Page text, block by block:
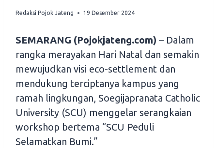
Redaksi Pojok Jateng 19 Desember 2024
SEMARANG (Pojokjateng.com) – Dalam
rangka merayakan Hari Natal dan semakin
mewujudkan visi eco-settlement dan
mendukung terciptanya kampus yang
ramah lingkungan, Soegijapranata Catholic
University (SCU) menggelar serangkaian
workshop bertema “SCU Peduli
Selamatkan Bumi.”